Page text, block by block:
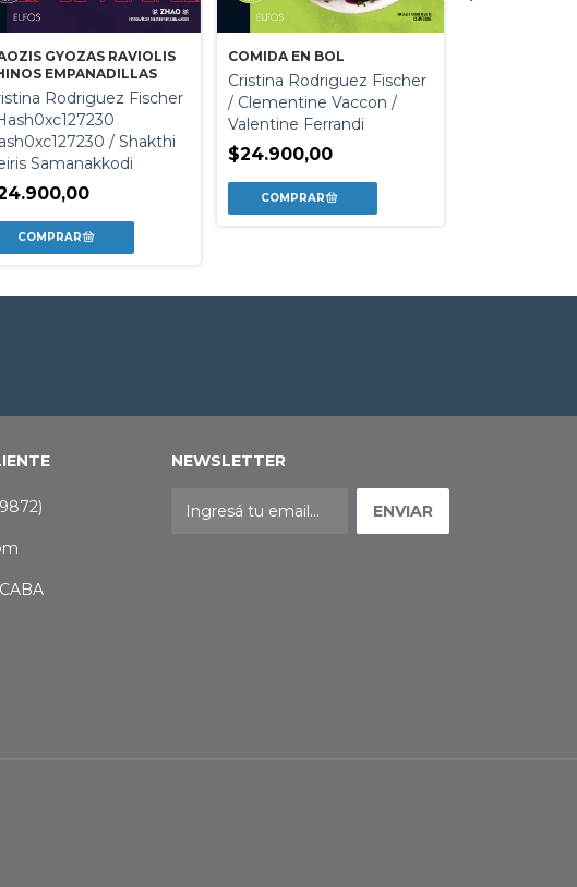
GYOZAS RAVIOLIS
EMPANADILLAS
Rodriguez Fischer
/ Shakthi
Samanakkodi
COMIDA EN BOL
Cristina Rodriguez Fischer
/ Clementine Vaccon /
Valentine Ferrandi
$24.900,00
NEWSLETTER